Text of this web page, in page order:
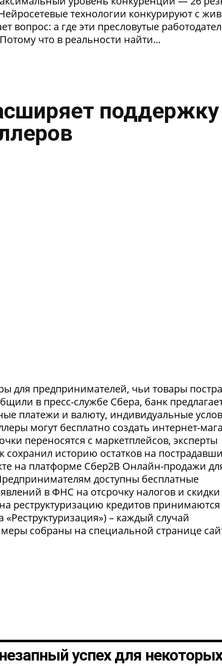
технологии конкурируют с
вопрос: а где эти пресловутые
что в реальности найти...
поддержку
для предпринимателей, чьи товары
в пресс-службе Сбера, банк
платежи и валюту, индивидуальные
могут бесплатно создать интернет-
переносятся с маркетплейсов, эксперты
сохранил историю остатков на
на платформе Сбер2В Онлайн-продажи
доступны бесплатные
в ФНС на отсрочку налогов и
реструктуризацию кредитов принимаются
– каждый случай
собраны на специальной странице
успех для некоторых